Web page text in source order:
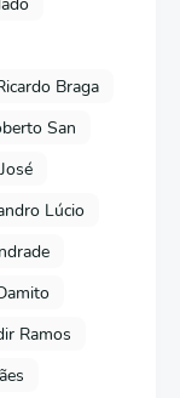
Braga
San
Lúcio
Ramos